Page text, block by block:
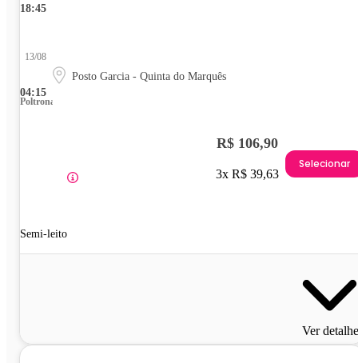
18:45
04:15
13/08
Posto Garcia - Quinta do Marquês
Poltrona
Semi-leito
R$ 106,90
3x R$ 39,63
Selecionar
Ver